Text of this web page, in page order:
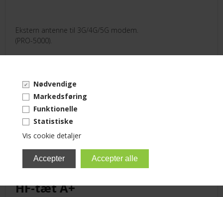
Nødvendige
Markedsføring
Funktionelle
Statistiske
Vis cookie detaljer
Ekstern antenne til 3G/4G/5G modem.
(PRO-5000).
KUNDER KØBTE OGSÅ
Televes IEC han
HF-tæt A+